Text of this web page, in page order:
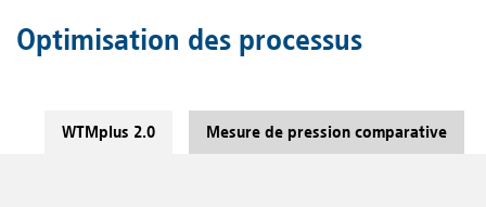
Optimisation des processus
WTMplus 2.0 Mesure de pression comparative